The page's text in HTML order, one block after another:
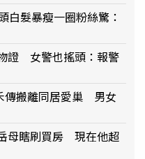
髮暴瘦一圈粉絲驚：
證 女警也搖頭：報警
傳搬離同居愛巢 男女
母瞎刷買房 現在他超